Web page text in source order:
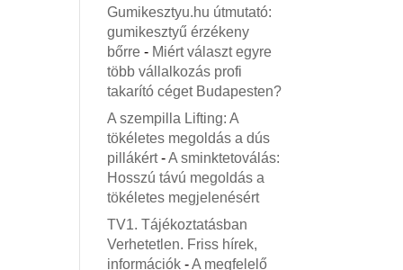
Gumikesztyu.hu útmutató:
gumikesztyű érzékeny
bőrre - Miért választ egyre
több vállalkozás profi
takarító céget Budapesten?
A szempilla Lifting: A
tökéletes megoldás a dús
pillákért-A sminktetoválás:
Hosszú távú megoldás a
tökéletes megjelenésért
TV1. Tájékoztatásban
Verhetetlen. Friss hírek,
információk -A megfelelő